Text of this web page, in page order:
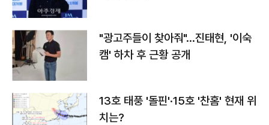
"광고주들이 찾아줘"…진태현, '이숙
캠' 하차 후 근황 공개
13호 태풍 '돌핀'·15호 '찬홈' 현재 위
치는?